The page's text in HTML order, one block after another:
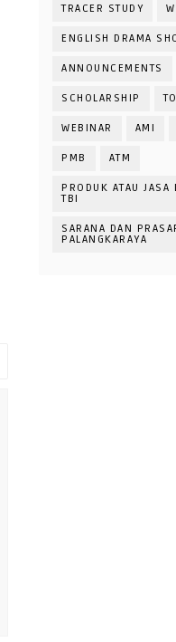
TRACER STUDY
ENGLISH DRAMA
ANNOUNCEMENTS
SCHOLARSHIP
WEBINAR AMI
PMB ATM
PRODUK ATAU JASA
TBI
SARANA DAN
PALANGKARAYA